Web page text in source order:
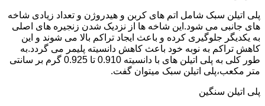
پلی اتیلن سبک شامل اتم های کربن و هیدروژن و تعداد زیادی شاخه
های جانبی می شود.این شاخه ها از نزدیک شدن زنجیره های اصلی
به یکدیگر جلوگیری کرده و باعث ایجاد تراکم بالا می شوند و این
کاهش تراکم به نوبه خود باعث کاهش دانسیته پلیمر می گردد.به
طور کلی به پلی اتیلن های با دانسیته 0.910 تا 0.925 گرم بر سانتی
متر مکعب،پلی اتیلن سبک میتوان گفت.
پلی اتیلن سنگین